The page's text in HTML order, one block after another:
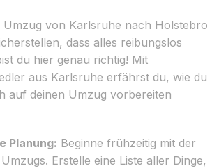
Umzug von Karlsruhe nach Holstebro
dass alles reibungslos
du hier genau richtig! Mit
aus Karlsruhe erfährst du, wie du
auf deinen Umzug vorbereiten
Planung: Beginne frühzeitig mit der
Erstelle eine Liste aller Dinge,